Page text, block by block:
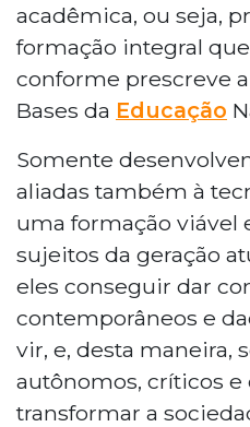
acadêmica, ou seja,
formação integral
conforme prescreve
Bases da Educação
Somente
aliadas também à
uma formação viável
sujeitos da geração
eles conseguir dar
contemporâneos e
vir, e, desta maneira,
autônomos, críticos e
transformar a